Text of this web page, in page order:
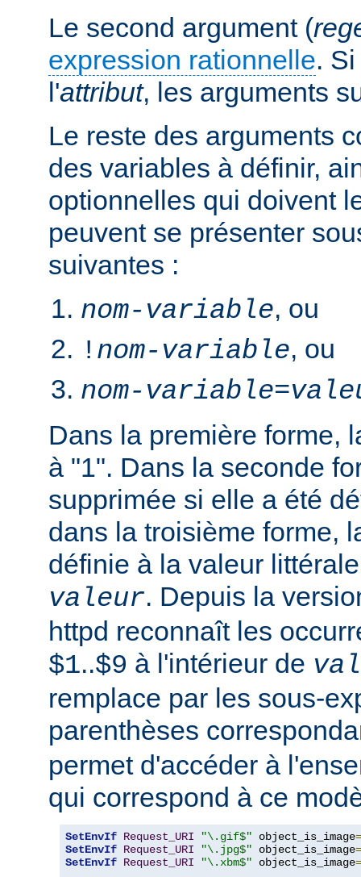
Le second argument (
expression rationnelle.
l'attribut, les arguments
Le reste des arguments
des variables à définir,
optionnelles qui doivent
peuvent se présenter
suivantes :
nom-variable, ou
! nom-variable, ou
nom-variable=
Dans la première forme,
à "1". Dans la seconde
supprimée si elle a été
dans la troisième forme,
définie à la valeur
valeur. Depuis la
httpd reconnaît les
$1..$9 à l'intérieur de
remplace par les sous-
parenthèses
permet d'accéder à
qui correspond à ce
SetEnvIf Request_URI "\.gif$" object_is_image=
SetEnvIf Request_URI "\.jpg$" object_is_image=
SetEnvIf Request_URI "\.xbm$" object_is_image=